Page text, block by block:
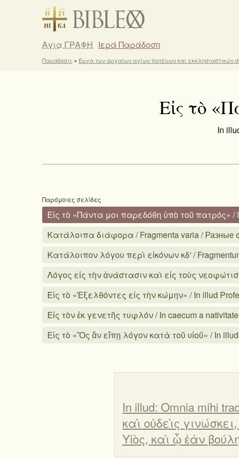
Αγια ΓΡΑΦΗ Ιερά Παράδοση
Παράδοσις » Έργα των αρχαίων αγίων πατέρων και εκκλησιαστικών
Εἰς τὸ
In
Παρόμοιες σελίδες
Εἰς τὸ «Πάντα μοι παρεδόθη ὑπὸ τοῦ πατρός» /
Κατάλοιπα διάφορα / Fragmenta varia / Разные
Κατάλοιπον λόγου περὶ εἰκόνων κδ' /
Λόγος εἰς τὴν ἀνάστασιν καὶ εἰς τοὺς
Εἰς τὸ «Ἐξελθόντες εἰς τὴν κώμην» / In illud
Εἰς τὸν ἐκ γενετῆς τυφλόν / In caecum a
Εἰς τὸ «Ὃς ἂν εἴπῃ λόγον κατὰ τοῦ υἱοῦ» / In
In illud: Omnia mihi
καὶ οὐδεὶς
Υἱὸς, καὶ ᾧ ἐὰν